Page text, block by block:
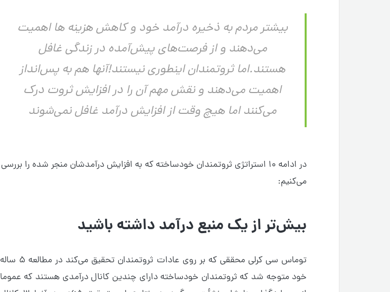
بیشتر مردم به ذخیره درآمد خود و کاهش هزینه ها اهمیت
می‌دهند و از فرصت‌های پیش‌آمده در زندگی غافل
هستند.اما ثروتمندان اینطوری نیستند!آنها هم به پس‌انداز
اهمیت می‌دهند و نقش مهم آن را در افزایش ثروت درک
می‌کنند اما هیچ وقت از افزایش درآمد غافل نمی‌شوند
در ادامه ۱۰ استراتژی ثروتمندان خودساخته که به افزایش درآمدشان منجر شده را بررسی
می‌کنیم:
بیش‌تر از یک منبع درآمد داشته باشید
توماس سی کرلی محققی که بر روی عادات ثروتمندان تحقیق می‌کند در مطالعه ۵ ساله
خود متوجه شد که ثروتمندان خودساخته دارای چندین کانال درآمدی هستند که عموما